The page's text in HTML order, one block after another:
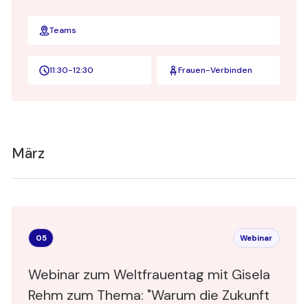
Teams
11:30-12:30 Frauen-Verbinden
März
05 Webinar
Webinar zum Weltfrauentag mit Gisela
Rehm zum Thema: "Warum die Zukunft